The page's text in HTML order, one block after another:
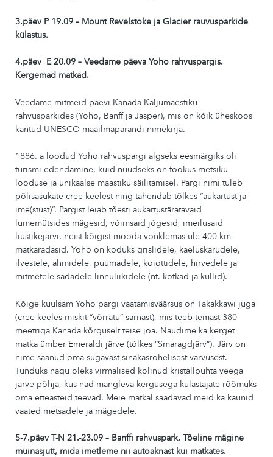
3.päev P 19.09 – Mount Revelstoke ja Glacier rauvusparkide
külastus.
4.päev E 20.09 – Veedame päeva Yoho rahvuspargis.
Kergemad matkad.
Veedame mitmeid päevi Kanada Kaljumäestiku
rahvusparkides (Yoho, Banff ja Jasper), mis on kõik üheskoos
kantud UNESCO maailmapärandi nimekirja.
1886. a loodud Yoho rahvuspargi algseks eesmärgiks oli
turismi edendamine, kuid nüüdseks on fookus metsiku
looduse ja unikaalse maastiku säilitamisel. Pargi nimi tuleb
põlisasukate cree keelest ning tähendab tõlkes “aukartust ja
ime(stust)“. Pargist leiab tõesti aukartustäratavaid
lumemütsides mägesid, võimsaid jõgesid, imeilusaid
liustikejärvi, neist kõigist mööda vonklemas üle 400 km
matkaradasid. Yoho on koduks grislidele, kaeluskarudele,
ilvestele, ahmidele, puumadele, koiottidele, hirvedele ja
mitmetele sadadele linnuliikidele (nt. kotkad ja kullid).
Kõige kuulsam Yoho pargi vaatamisväärsus on Takakkawi juga
(cree keeles miskit “võrratu“ sarnast), mis teeb temast 380
meetriga Kanada kõrguselt teise joa. Naudime ka kerget
matka ümber Emeraldi järve (tõlkes “Smaragdjärv“). Järv on
nime saanud oma sügavast sinakasrohelisest värvusest.
Tunduks nagu oleks virmalised kolinud kristallpuhta veega
järve põhja, kus nad mängleva kergusega külastajate rõõmuks
oma etteasteid teevad. Meie matkal saadavad meid ka kaunid
vaated metsadele ja mägedele.
5-7.päev T-N 21.-23.09 – Banffi rahvuspark. Tõeline mägine
muinasjutt, mida imetleme nii autoaknast kui matkates.